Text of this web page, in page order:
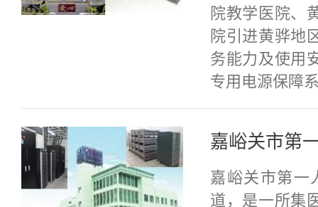
院教学医院、
院引进黄骅地
务能力及使用
专用电源保障
嘉峪关市第
嘉峪关市第一
道，是一所集